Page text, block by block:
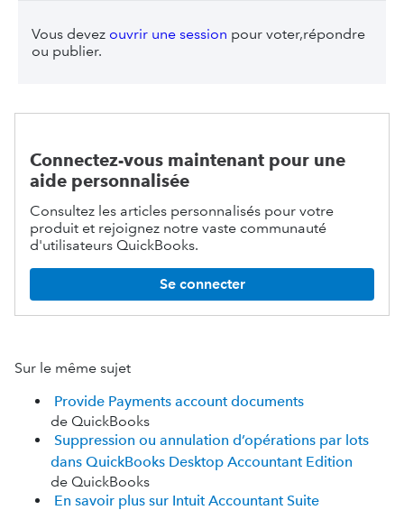
Vous devez ouvrir une session pour voter,répondre
ou publier.
Connectez-vous maintenant pour une
aide personnalisée
Consultez les articles personnalisés pour votre
produit et rejoignez notre vaste communauté
d'utilisateurs QuickBooks.
Se connecter
Sur le même sujet
Provide Payments account documents
de QuickBooks
Suppression ou annulation d’opérations par lots
dans QuickBooks Desktop Accountant Edition
de QuickBooks
En savoir plus sur Intuit Accountant Suite